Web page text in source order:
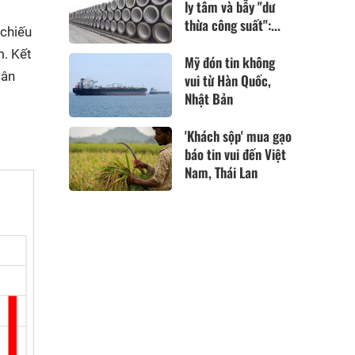
Kết
ly tâm và bẫy "dư
thừa công suất":...
Mỹ đón tin không
vui từ Hàn Quốc,
Nhật Bản
'Khách sộp' mua gạo
báo tin vui đến Việt
Nam, Thái Lan